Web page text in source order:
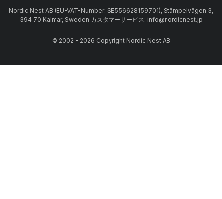
Nordic Nest AB (EU-VAT-Number: SE556628159701), Stämpelvägen 3,
394 70 Kalmar, Sweden カスタマーサービス: info@nordicnest.jp
© 2002 - 2026 Copyright Nordic Nest AB